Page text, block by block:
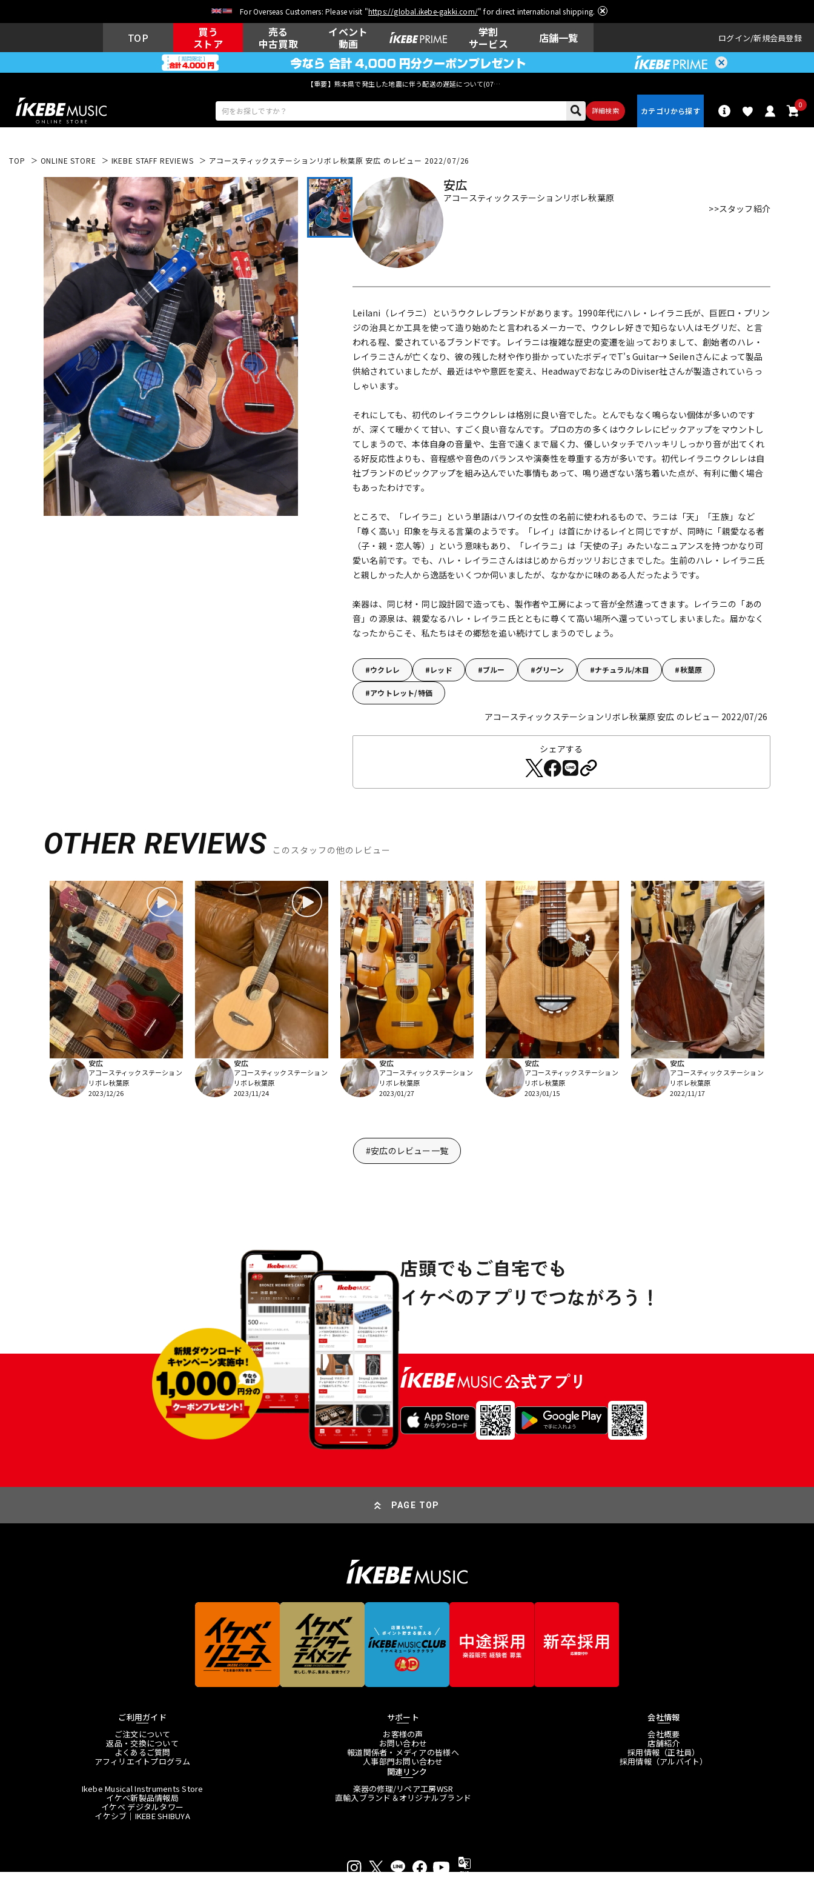
For Overseas Customers: Please visit "https://global.ikebe-gakki.com/" for direct international shipping.
TOP
買う
ストア
売る
中古買取
イベント
動画
学割
サービス
店舗一覧 ログイン 新規会員登録
【重要】熊本県で発生した地震に伴う配送の遅延について(07月29日
詳細検索
0
エレキギター アコギ/エレ
アコ ベース
キーボード 電子ピアノ 管楽器
DTM イン納品 グ機器 機器 リ
中古 ヴィンテージ
TOP ONLINE STORE IKEBE STAFF REVIEWS アコースティックステーションリボレ秋葉原 安広 のレビュー 2022/07/26
安広
アコースティックステーションリボレ秋葉原
>>スタッフ紹介
Leilani（レイラニ）というウクレレブランドがあります。1990年代にハレ・レイラニ氏が、巨匠ロ・プリン
ジの治具とか工具を使って造り始めたと言われるメーカーで、ウクレレ好きで知らない人はモグリだ、と言
われる程、愛されているブランドです。レイラニは複雑な歴史の変遷を辿っておりまして、創始者のハレ・
レイラニさんが亡くなり、彼の残した材や作り掛かっていたボディでT's Guitar→ Seilenさんによって製品
供給されていましたが、最近はやや意匠を変え、HeadwayでおなじみのDiviser社さんが製造されていらっ
しゃいます。
それにしても、初代のレイラニウクレレは格別に良い音でした。とんでもなく鳴らない個体が多いのです
が、深くて暖かくて甘い、すごく良い音なんです。プロの方の多くはウクレレにピックアップをマウントし
てしまうので、本体自身の音量や、生音で遠くまで届く力、優しいタッチでハッキリしっかり音が出てくれ
る好反応性よりも、音程感や音色のバランスや演奏性を尊重する方が多いです。初代レイラニウクレレは自
社ブランドのピックアップを組み込んでいた事情もあって、鳴り過ぎない落ち着いた点が、有利に働く場合
もあったわけです。
ところで、「レイラニ」という単語はハワイの女性の名前に使われるもので、ラニは「天」「王族」など
「尊く高い」印象を与える言葉のようです。「レイ」は首にかけるレイと同じですが、同時に「親愛なる者
（子・親・恋人等）」という意味もあり、「レイラニ」は「天使の子」みたいなニュアンスを持つかなり可
愛い名前です。でも、ハレ・レイラニさんははじめからガッツリおじさまでした。生前のハレ・レイラニ氏
と親しかった人から逸話をいくつか伺いましたが、なかなかに味のある人だったようです。
楽器は、同じ材・同じ設計図で造っても、製作者や工房によって音が全然違ってきます。レイラニの「あの
音」の源泉は、親愛なるハレ・レイラニ氏とともに尊くて高い場所へ還っていってしまいました。届かなく
なったからこそ、私たちはその郷愁を追い続けてしまうのでしょう。
ウクレレ レッド ブルー グリーン ナチュラル/木目 秋葉原
アウトレット/特価
アコースティックステーションリボレ秋葉原 安広 のレビュー 2022/07/26
シェアする
OTHER REVIEWS このスタッフの他のレビュー
安広
アコースティックステーション
リボレ秋葉原
2023/12/26
安広
アコースティックステーション
リボレ秋葉原
2023/11/24
安広
アコースティックステーション
リボレ秋葉原
2023/01/27
安広
アコースティックステーション
リボレ秋葉原
2023/01/15
安広
アコースティックステーション
リボレ秋葉原
2022/11/17
#安広のレビュー一覧
PAGE TOP
ご利用ガイド
ご注文について
返品・交換について
よくあるご質問
アフィリエイトプログラム
サポート
お客様の声
お問い合わせ
報道関係者・メディアの皆様へ
人事部門お問い合わせ
会社情報
会社概要
店舗紹介
採用情報（正社員）
採用情報（アルバイト）
関連リンク
Ikebe Musical Instruments Store
イケベ新製品情報局
イケベ デジタルタワー
イケシブ｜IKEBE SHIBUYA
楽器の修理/リペア工房WSR
直輸入ブランド＆オリジナルブランド